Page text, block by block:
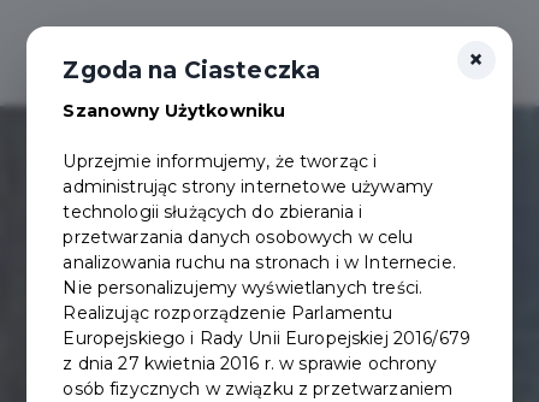
×
Zgoda na Ciasteczka
Szanowny Użytkowniku
Uprzejmie informujemy, że tworząc i
administrując strony internetowe używamy
technologii służących do zbierania i
przetwarzania danych osobowych w celu
analizowania ruchu na stronach i w Internecie.
Nie personalizujemy wyświetlanych treści.
Realizując rozporządzenie Parlamentu
Europejskiego i Rady Unii Europejskiej 2016/679
z dnia 27 kwietnia 2016 r. w sprawie ochrony
osób fizycznych w związku z przetwarzaniem